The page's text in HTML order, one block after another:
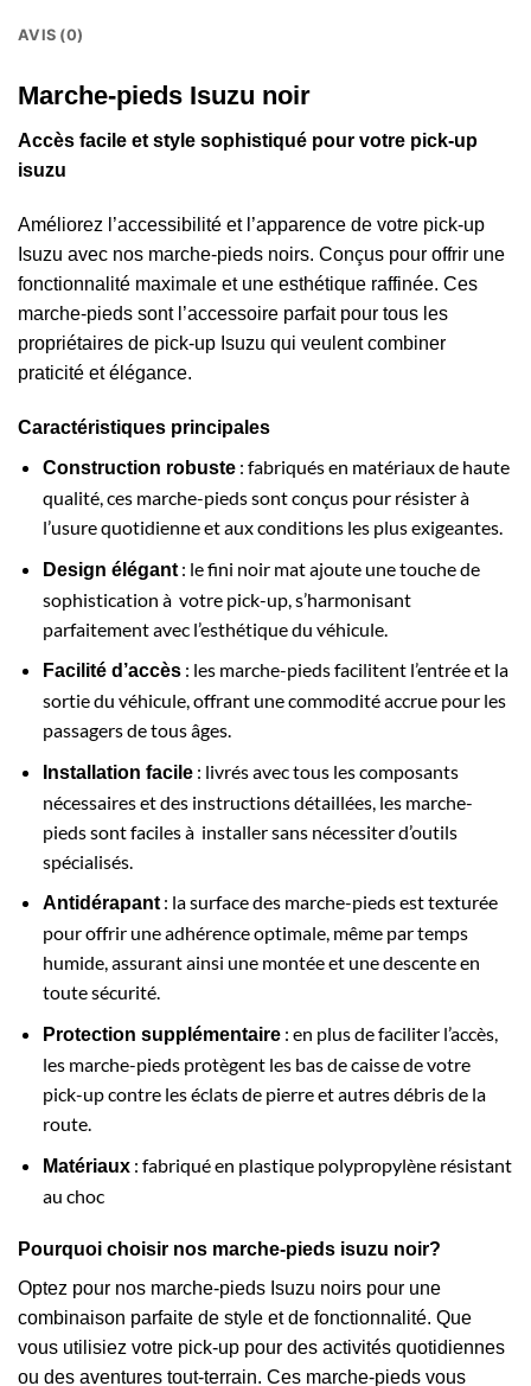
AVIS (0)
Marche-pieds Isuzu noir
Accès facile et style sophistiqué pour votre pick-up
isuzu
Améliorez l’accessibilité et l’apparence de votre pick-up
Isuzu avec nos marche-pieds noirs. Conçus pour offrir une
fonctionnalité maximale et une esthétique raffinée. Ces
marche-pieds sont l’accessoire parfait pour tous les
propriétaires de pick-up Isuzu qui veulent combiner
praticité et élégance.
Caractéristiques principales
Construction robuste: fabriqués en matériaux de haute
qualité, ces marche-pieds sont conçus pour résister à
l’usure quotidienne et aux conditions les plus exigeantes.
Design élégant: le fini noir mat ajoute une touche de
sophistication à votre pick-up, s’harmonisant
parfaitement avec l’esthétique du véhicule.
Facilité d’accès: les marche-pieds facilitent l’entrée et la
sortie du véhicule, offrant une commodité accrue pour les
passagers de tous âges.
Installation facile: livrés avec tous les composants
nécessaires et des instructions détaillées, les marche-
pieds sont faciles à installer sans nécessiter d’outils
spécialisés.
Antidérapant: la surface des marche-pieds est texturée
pour offrir une adhérence optimale, même par temps
humide, assurant ainsi une montée et une descente en
toute sécurité.
Protection supplémentaire: en plus de faciliter l’accès,
les marche-pieds protègent les bas de caisse de votre
pick-up contre les éclats de pierre et autres débris de la
route.
Matériaux: fabriqué en plastique polypropylène résistant
au choc
Pourquoi choisir nos marche-pieds isuzu noir?
Optez pour nos marche-pieds Isuzu noirs pour une
combinaison parfaite de style et de fonctionnalité. Que
vous utilisiez votre pick-up pour des activités quotidiennes
ou des aventures tout-terrain. Ces marche-pieds vous